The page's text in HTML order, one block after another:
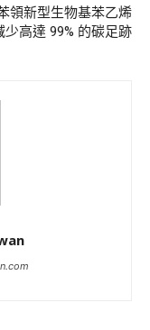
領新型生物基苯乙烯
少高達 99% 的碳足跡